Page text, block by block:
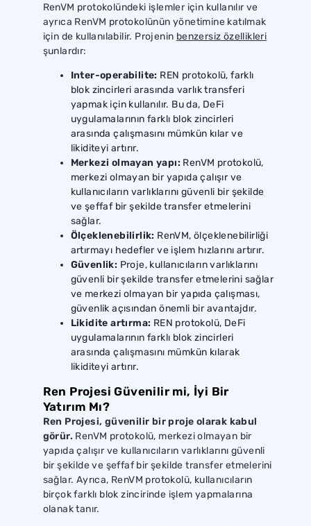
RenVM protokolündeki işlemler için kullanılır ve
ayrıca RenVM protokolünün yönetimine katılmak
için de kullanılabilir. Projenin benzersiz özellikleri
şunlardır:
Inter-operabilite: REN protokolü, farklı
blok zincirleri arasında varlık transferi
yapmak için kullanılır. Bu da, DeFi
uygulamalarının farklı blok zincirleri
arasında çalışmasını mümkün kılar ve
likiditeyi artırır.
Merkezi olmayan yapı: RenVM protokolü,
merkezi olmayan bir yapıda çalışır ve
kullanıcıların varlıklarını güvenli bir şekilde
ve şeffaf bir şekilde transfer etmelerini
sağlar.
Ölçeklenebilirlik: RenVM, ölçeklenebilirliği
artırmayı hedefler ve işlem hızlarını artırır.
Güvenlik: Proje, kullanıcıların varlıklarını
güvenli bir şekilde transfer etmelerini sağlar
ve merkezi olmayan bir yapıda çalışması,
güvenlik açısından önemli bir avantajdır.
Likidite artırma: REN protokolü, DeFi
uygulamalarının farklı blok zincirleri
arasında çalışmasını mümkün kılarak
likiditeyi artırır.
Ren Projesi Güvenilir mi, İyi Bir
Yatırım Mı?
Ren Projesi, güvenilir bir proje olarak kabul
görür. RenVM protokolü, merkezi olmayan bir
yapıda çalışır ve kullanıcıların varlıklarını güvenli
bir şekilde ve şeffaf bir şekilde transfer etmelerini
sağlar. Ayrıca, RenVM protokolü, kullanıcıların
birçok farklı blok zincirinde işlem yapmalarına
olanak tanır.